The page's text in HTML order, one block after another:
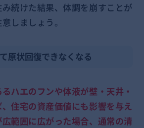
続けた結果、体調を崩すことが
しましょう。
原状回復できなくなる
ハエのフンや体液が壁・天井・
住宅の資産価値にも影響を与え
範囲に広がった場合、通常の清